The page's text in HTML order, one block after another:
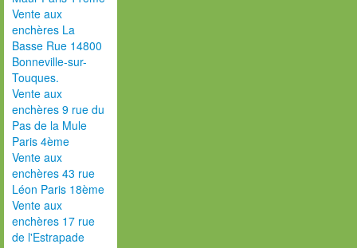
Vente aux
enchères La
Basse Rue 14800
Bonneville-sur-
Touques.
Vente aux
enchères 9 rue du
Pas de la Mule
Paris 4ème
Vente aux
enchères 43 rue
Léon Paris 18ème
Vente aux
enchères 17 rue
de l'Estrapade